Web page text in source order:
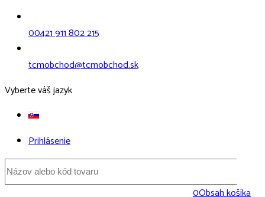
00421 911 802 215
tcmobchod@tcmobchod.sk
Vyberte váš jazyk
Prihlásenie
0Obsah košíka